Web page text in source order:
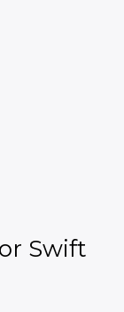
Swift